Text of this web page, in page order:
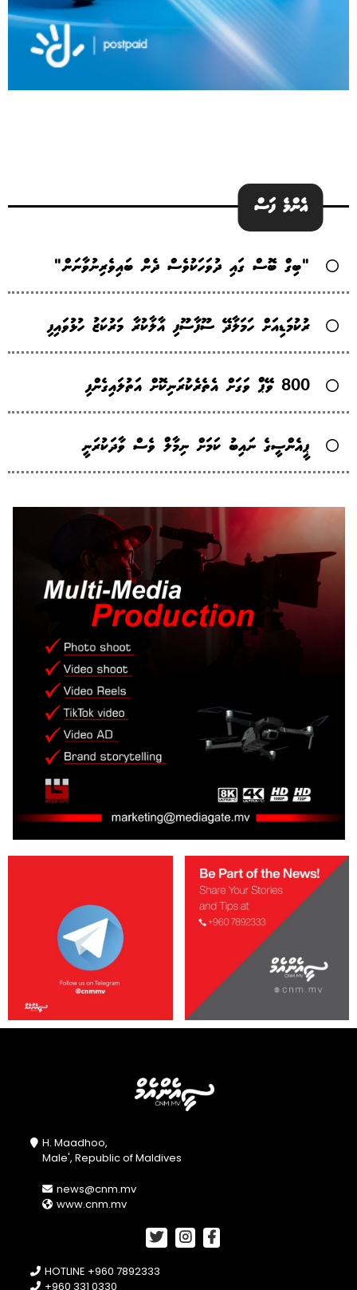
އެންމެ ފަސް
"ބިގް ބޮސް ގައި ދުވަހަކުވެސް ދެން ބައިވެރިނުވާނަން"
ރުކުމަޑިއަށް ހަމަލާދޭ ސޫފާސޫފި އާލާކުރާ މަރުކަޒު ހުޅުވައިފި
800 ވޭޕް ވަގަށް އެތެރެކުރަނިކޮށް އަތުލައިގެންފި
ޕީއެންސީގެ ނައިބު ކަމަށް ނިމާލް ވެސް ވާދަކުރަނީ
H. Maadhoo,
Male', Republic of Maldives
news@cnm.mv
www.cnm.mv
HOTLINE +960 7892333
+960 331 0330